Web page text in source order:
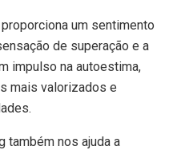
um sentimento
de superação e a
impulso na autoestima,
mais valorizados e
também nos ajuda a